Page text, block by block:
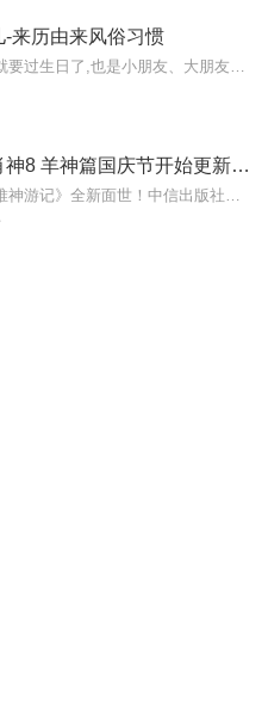
-来历由来风俗习惯
小猪屏蓬十二生肖神8 羊神篇国庆节开始更新啦！